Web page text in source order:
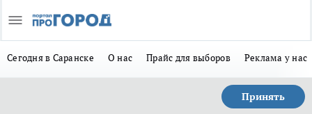
Сегодня в Саранске О нас Прайс для выборов Реклама у нас
Принять